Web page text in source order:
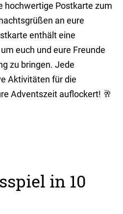
hochwertige Postkarte zum
an eure
enthält eine
euch und eure Freunde
zu bringen. Jede
Aktivitäten für die
Adventszeit auflockert! 🥂
in 10